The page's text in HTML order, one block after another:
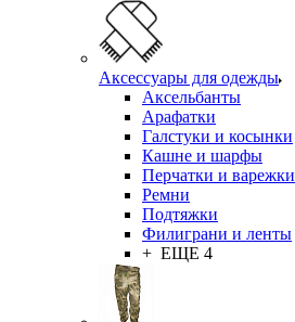
Аксессуары для одежды
Аксельбанты
Арафатки
Галстуки и косынки
Кашне и шарфы
Перчатки и варежки
Ремни
Подтяжки
Филиграни и ленты
+ ЕЩЕ 4